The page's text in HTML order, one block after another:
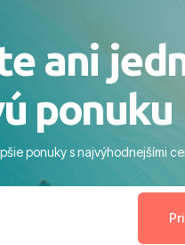
ochotní a starostliví ľudia.
celého dňa. ​Areál a pláž:
prostredie, veľa zelene a
s pozvoľným vstupom do mora
more. ​Program: Skvelé animácie
na moment nenudil, no zároveň
dostatok priestoru na dokonalý
Magic Life Jacaranda môžeme
ani
ponuku
ponuky s najvýhodnejšími